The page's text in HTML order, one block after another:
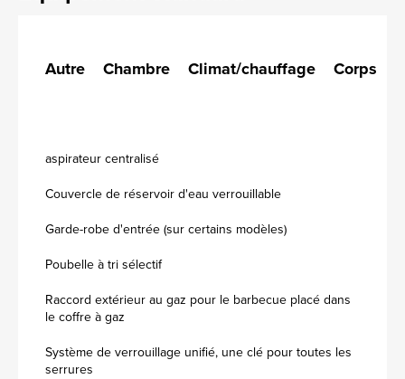
Autre Chambre Climat/chauffage Corps
aspirateur centralisé
Couvercle de réservoir d'eau verrouillable
Garde-robe d'entrée (sur certains modèles)
Poubelle à tri sélectif
Raccord extérieur au gaz pour le barbecue placé dans
le coffre à gaz
Système de verrouillage unifié, une clé pour toutes les
serrures